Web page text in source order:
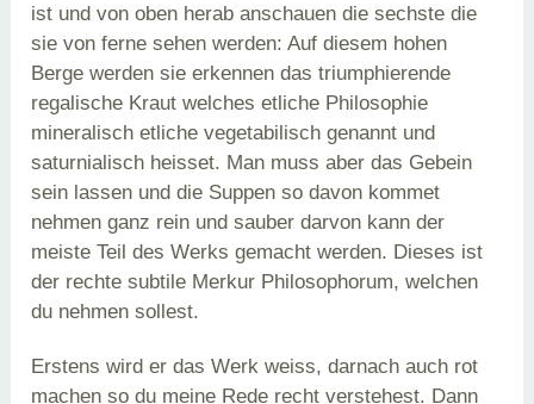
ist und von oben herab anschauen die sechste die
sie von ferne sehen werden: Auf diesem hohen
Berge werden sie erkennen das triumphierende
regalische Kraut welches etliche Philosophie
mineralisch etliche vegetabilisch genannt und
saturnialisch heisset. Man muss aber das Gebein
sein lassen und die Suppen so davon kommet
nehmen ganz rein und sauber darvon kann der
meiste Teil des Werks gemacht werden. Dieses ist
der rechte subtile Merkur Philosophorum, welchen
du nehmen sollest.
Erstens wird er das Werk weiss, darnach auch rot
machen so du meine Rede recht verstehest. Dann